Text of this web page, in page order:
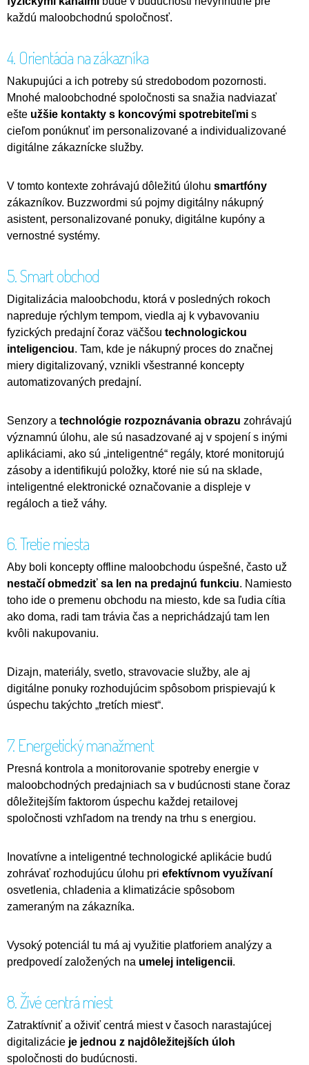
každú maloobchodnú spoločnosť.
4. Orientácia na zákazníka
Nakupujúci a ich potreby sú stredobodom pozornosti.
Mnohé maloobchodné spoločnosti sa snažia nadviazať
ešte užšie kontakty s koncovými spotrebiteľmi s
cieľom ponúknuť im personalizované a individualizované
digitálne zákaznícke služby.
V tomto kontexte zohrávajú dôležitú úlohu smartfóny
zákazníkov. Buzzwordmi sú pojmy digitálny nákupný
asistent, personalizované ponuky, digitálne kupóny a
vernostné systémy.
5. Smart obchod
Digitalizácia maloobchodu, ktorá v posledných rokoch
napreduje rýchlym tempom, viedla aj k vybavovaniu
fyzických predajní čoraz väčšou technologickou
inteligenciou. Tam, kde je nákupný proces do značnej
miery digitalizovaný, vznikli všestranné koncepty
automatizovaných predajní.
Senzory a technológie rozpoznávania obrazu zohrávajú
významnú úlohu, ale sú nasadzované aj v spojení s inými
aplikáciami, ako sú „inteligentné“ regály, ktoré monitorujú
zásoby a identifikujú položky, ktoré nie sú na sklade,
inteligentné elektronické označovanie a displeje v
regáloch a tiež váhy.
6. Tretie miesta
Aby boli koncepty offline maloobchodu úspešné, často už
nestačí obmedziť sa len na predajnú funkciu. Namiesto
toho ide o premenu obchodu na miesto, kde sa ľudia cítia
ako doma, radi tam trávia čas a neprichádzajú tam len
kvôli nakupovaniu.
Dizajn, materiály, svetlo, stravovacie služby, ale aj
digitálne ponuky rozhodujúcim spôsobom prispievajú k
úspechu takýchto „tretích miest“.
7. Energetický manažment
Presná kontrola a monitorovanie spotreby energie v
maloobchodných predajniach sa v budúcnosti stane čoraz
dôležitejším faktorom úspechu každej retailovej
spoločnosti vzhľadom na trendy na trhu s energiou.
Inovatívne a inteligentné technologické aplikácie budú
zohrávať rozhodujúcu úlohu pri efektívnom využívaní
osvetlenia, chladenia a klimatizácie spôsobom
zameraným na zákazníka.
Vysoký potenciál tu má aj využitie platforiem analýzy a
predpovedí založených na umelej inteligencii.
8. Živé centrá miest
Zatraktívniť a oživiť centrá miest v časoch narastajúcej
digitalizácie je jednou z najdôležitejších úloh
spoločnosti do budúcnosti.